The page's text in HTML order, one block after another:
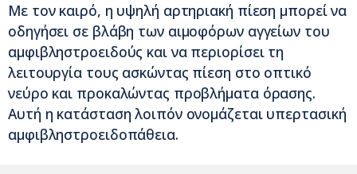
Με τον καιρό, η υψηλή αρτηριακή πίεση μπορεί να
οδηγήσει σε βλάβη των αιμοφόρων αγγείων του
αμφιβληστροειδούς και να περιορίσει τη
λειτουργία τους ασκώντας πίεση στο οπτικό
νεύρο και προκαλώντας προβλήματα όρασης.
Αυτή η κατάσταση λοιπόν ονομάζεται υπερτασική
αμφιβληστροειδοπάθεια.